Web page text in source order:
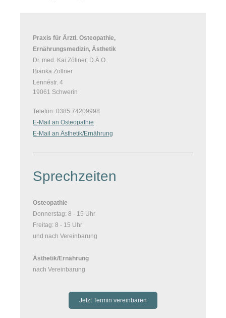
Praxis für Ärztl. Osteopathie,
Ernährungsmedizin, Ästhetik
Dr. med. Kai Zöllner, D.Ä.O.
Bianka Zöllner
Lennéstr. 4
19061 Schwerin
Telefon: 0385 74209998
E-Mail an Osteopathie
E-Mail an Ästhetik/Ernährung
Sprechzeiten
Osteopathie
Donnerstag: 8 - 15 Uhr
Freitag: 8 - 15 Uhr
und nach Vereinbarung
Ästhetik/Ernährung
nach Vereinbarung
Jetzt Termin vereinbaren